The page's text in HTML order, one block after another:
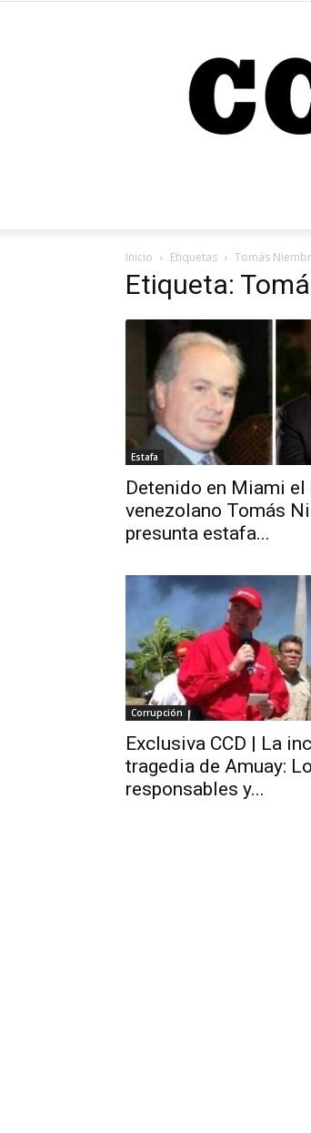
Inicio Etiquetas Tomás
Etiqueta:
Estafa
Detenido en Miami el
venezolano Tomás
presunta estafa...
Corrupción
Exclusiva CCD | La
tragedia de Amuay:
responsables y...